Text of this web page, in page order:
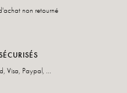
non retourné
Visa, Paypal, ...